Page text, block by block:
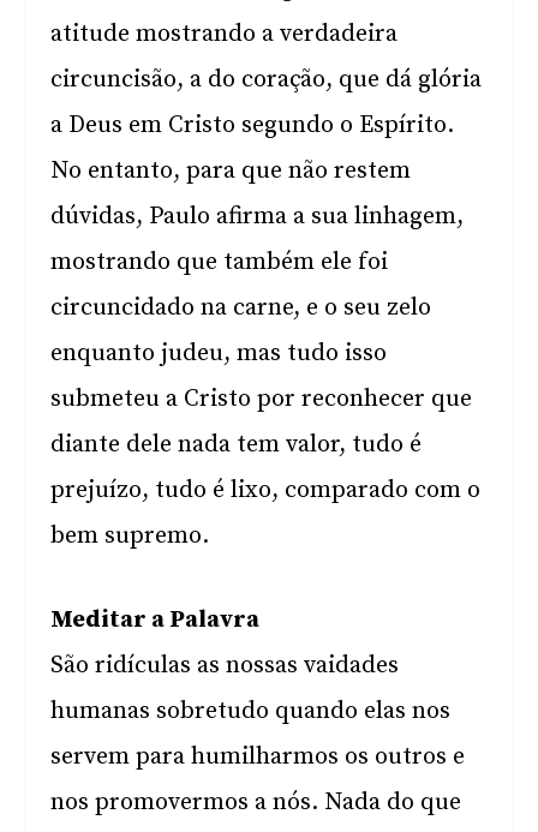
atitude mostrando a verdadeira
circuncisão, a do coração, que dá glória
a Deus em Cristo segundo o Espírito.
No entanto, para que não restem
dúvidas, Paulo afirma a sua linhagem,
mostrando que também ele foi
circuncidado na carne, e o seu zelo
enquanto judeu, mas tudo isso
submeteu a Cristo por reconhecer que
diante dele nada tem valor, tudo é
prejuízo, tudo é lixo, comparado com o
bem supremo.
Meditar a Palavra
São ridículas as nossas vaidades
humanas sobretudo quando elas nos
servem para humilharmos os outros e
nos promovermos a nós. Nada do que